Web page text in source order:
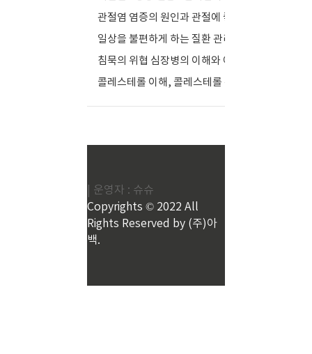
춤
형
영
양
제.
영
양
제
구
독'
강
끝!
일상을 불편하게 하는 질환 관리
침묵의 위협 심장병의 이해와 예방
| 운영자 : 슈슈
Copyrights © 2022 All
Rights Reserved by (주)아
백.